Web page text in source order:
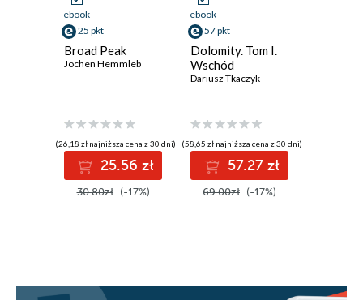
ebook
25 pkt
Broad Peak
Jochen Hemmleb
(26,18 zł najniższa cena z 30 dni)
25.56 zł
30.80zł (-17%)
ebook
57 pkt
Dolomity. Tom I.
Wschód
Dariusz Tkaczyk
(58,65 zł najniższa cena z 30 dni)
57.27 zł
69.00zł (-17%)